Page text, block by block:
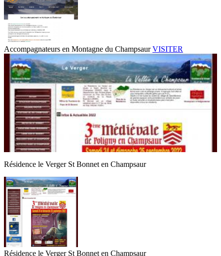
Accompagnateurs en Montagne du ChampsaurVISITER
Résidence le Verger St Bonnet en Champsaur
Résidence le Verger St Bonnet en Champsaur